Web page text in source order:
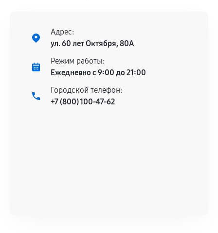
Адрес:
ул. 60 лет Октября, 80А
Режим работы:
Ежедневно с 9:00 до 21:00
Городской телефон:
+7 (800) 100-47-62